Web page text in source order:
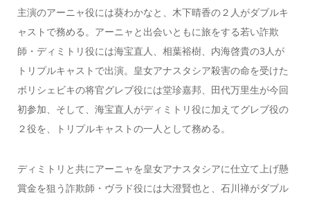
主演のアーニャ役には葵わかなと、木下晴香の２人がダブルキ
ャストで務める。アーニャと出会いともに旅をする若い詐欺
師・ディミトリ役には海宝直人、相葉裕樹、内海啓貴の3人が
トリプルキャストで出演。皇女アナスタシア殺害の命を受けた
ボリシェビキの将官グレブ役には堂珍嘉邦、田代万里生が今回
初参加、そして、海宝直人がディミトリ役に加えてグレブ役の
２役を、トリプルキャストの一人として務める。
ディミトリと共にアーニャを皇女アナスタシアに仕立て上げ懸
賞金を狙う詐欺師・ヴラド役には大澄賢也と、石川禅がダブル